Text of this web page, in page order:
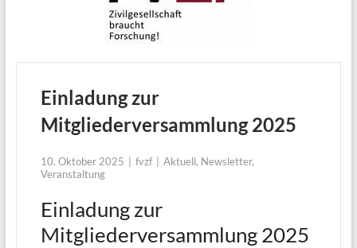
Einladung zur
Mitgliederversammlung 2025
10. Oktober 2025 fvzf Aktuell, Newsletter,
Veranstaltung
Einladung zur
Mitgliederversammlung 2025